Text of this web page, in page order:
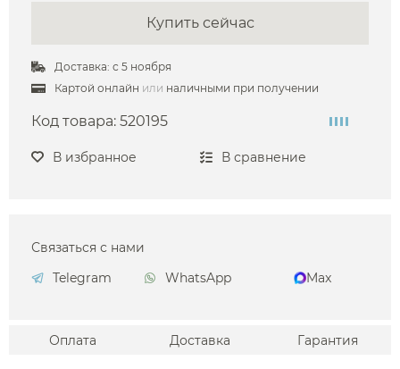
Купить сейчас
Доставка: с 5 ноября
Картой онлайн или наличными при получении
Код товара: 520195
В избранное В сравнение
Связаться с нами
Telegram
WhatsApp Max
Оплата Доставка Гарантия